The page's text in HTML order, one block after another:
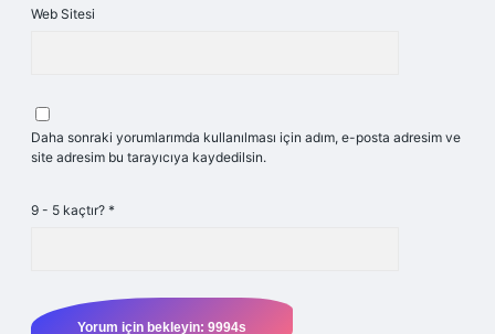
Web Sitesi
Daha sonraki yorumlarımda kullanılması için adım, e-posta adresim ve
site adresim bu tarayıcıya kaydedilsin.
9 - 5 kaçtır? *